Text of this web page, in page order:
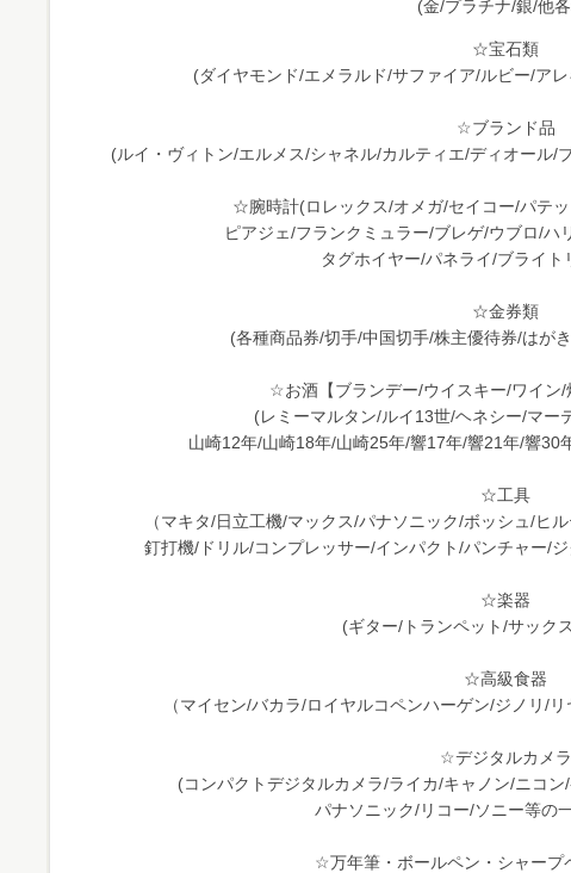
(金/プラチナ/銀/他
☆宝石類
(ダイヤモンド/エメラルド/サファイア/ルビー/ア
☆ブランド品
(ルイ・ヴィトン/エルメス/シャネル/カルティエ/ディオール/
☆腕時計(ロレックス/オメガ/セイコー/パテ
ピアジェ/フランクミュラー/ブレゲ/ウブロ/ハ
タグホイヤー/パネライ/ブライト
☆金券類
(各種商品券/切手/中国切手/株主優待券/はが
☆お酒【ブランデー/ウイスキー/ワイン/
(レミーマルタン/ルイ13世/ヘネシー/マー
山崎12年/山崎18年/山崎25年/響17年/響21年/響30
☆工具
（マキタ/日立工機/マックス/パナソニック/ボッシュ/ヒ
釘打機/ドリル/コンプレッサー/インパクト/パンチャー/
☆楽器
(ギター/トランペット/サック
☆高級食器
（マイセン/バカラ/ロイヤルコペンハーゲン/ジノリ/
☆デジタルカメラ
(コンパクトデジタルカメラ/ライカ/キャノン/ニコ
パナソニック/リコー/ソニー等の
☆万年筆・ボールペン・シャープ